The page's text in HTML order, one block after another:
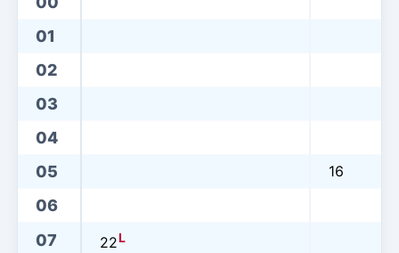
01
02
03
04
05
16
06
07
22L